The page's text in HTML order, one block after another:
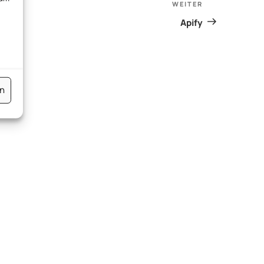
Beitrag
WEITER
Apify